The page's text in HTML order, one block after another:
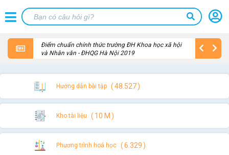
Điểm chuẩn chính thức trường ĐH Khoa học xã hội
và Nhân văn - ĐHQG Hà Nội 2019
48.527
Hướng dẫn bài tập
10 M
Kho tài liệu
6.329
Phương trình hoá học